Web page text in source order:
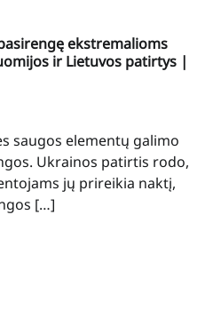
ekstremalioms
ir Lietuvos patirtys |
saugos elementų galimo
Ukrainos patirtis rodo,
jų prireikia naktį,
[…]